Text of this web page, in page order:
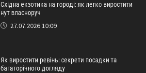
Східна екзотика на городі: як легко виростити
нут власноруч
27.07.2026 10:09
Як виростити ревінь: секрети посадки та
багаторічного догляду